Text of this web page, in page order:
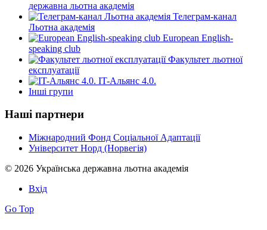
державна льотна академія
Телеграм-канал
Льотна академія
European English-
speaking club
Факультет льотної
експлуатації
IT-Альянс 4.0.
Інші групи
Наші партнери
Міжнародний Фонд Соціальної Адаптації
Університет Норд (Норвегія)
© 2026 Українська державна льотна академія
Вхід
Go Top